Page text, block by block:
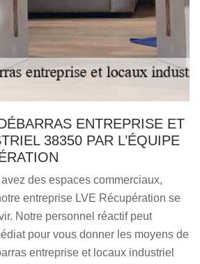
ENTREPRISE ET
38350 PAR L’ÉQUIPE
des espaces commerciaux,
entreprise LVE Récupération se
Notre personnel réactif peut
pour vous donner les moyens de
entreprise et locaux industriel